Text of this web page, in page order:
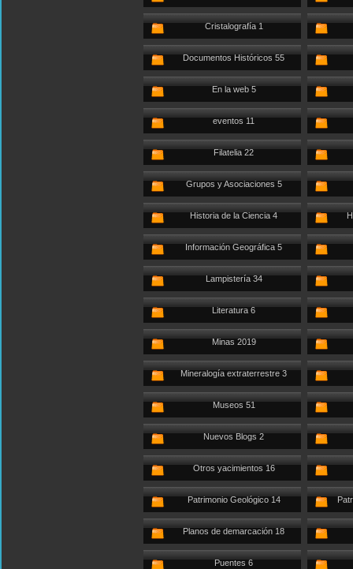
Cristalografía 1
Documentos Históricos 55
En la web 5
eventos 11
Filatelia 22
Grupos y Asociaciones 5
Historia de la Ciencia 4
Información Geográfica 5
Lampistería 34
Literatura 6
Minas 2019
Mineralogía extraterrestre 3
Museos 51
Nuevos Blogs 2
Otros yacimientos 16
Patrimonio Geológico 14
Planos de demarcación 18
Puentes 6